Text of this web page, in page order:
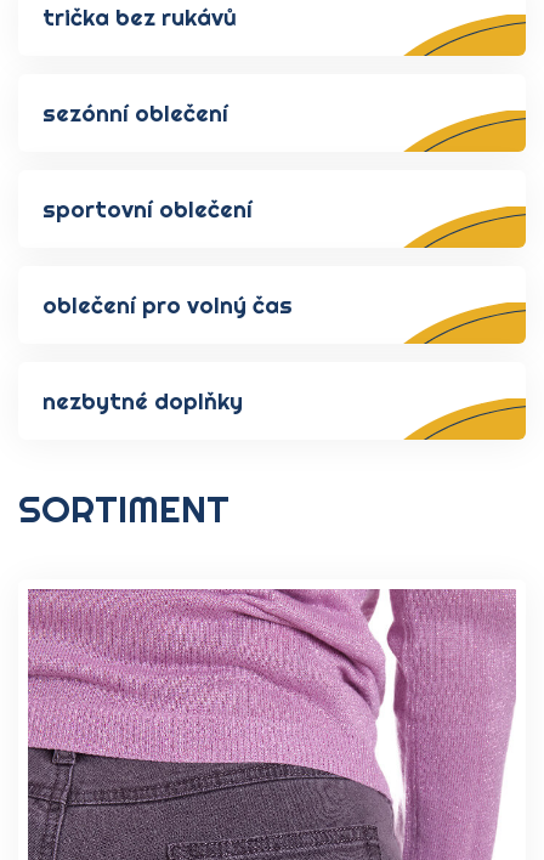
trička bez rukávů
sezónní oblečení
sportovní oblečení
oblečení pro volný čas
nezbytné doplňky
SORTIMENT